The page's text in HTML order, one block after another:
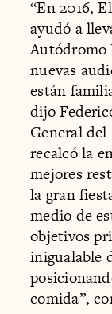
“En 2016,
ayudó a
Autódromo
nuevas
están
dijo
General
recalcó la
mejores
la gran
medio de
objetivos
inigualable
comida”,